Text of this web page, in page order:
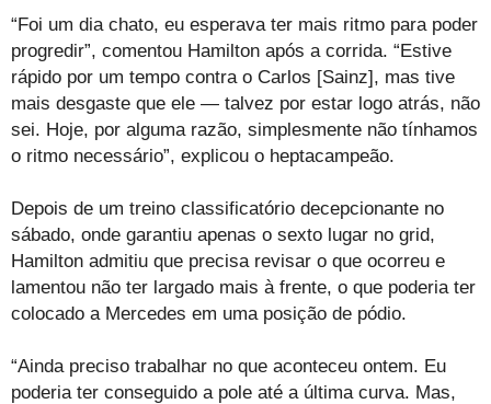
“Foi um dia chato, eu esperava ter mais ritmo para poder
progredir”, comentou Hamilton após a corrida. “Estive
rápido por um tempo contra o Carlos [Sainz], mas tive
mais desgaste que ele — talvez por estar logo atrás, não
sei. Hoje, por alguma razão, simplesmente não tínhamos
o ritmo necessário”, explicou o heptacampeão.
Depois de um treino classificatório decepcionante no
sábado, onde garantiu apenas o sexto lugar no grid,
Hamilton admitiu que precisa revisar o que ocorreu e
lamentou não ter largado mais à frente, o que poderia ter
colocado a Mercedes em uma posição de pódio.
“Ainda preciso trabalhar no que aconteceu ontem. Eu
poderia ter conseguido a pole até a última curva. Mas,